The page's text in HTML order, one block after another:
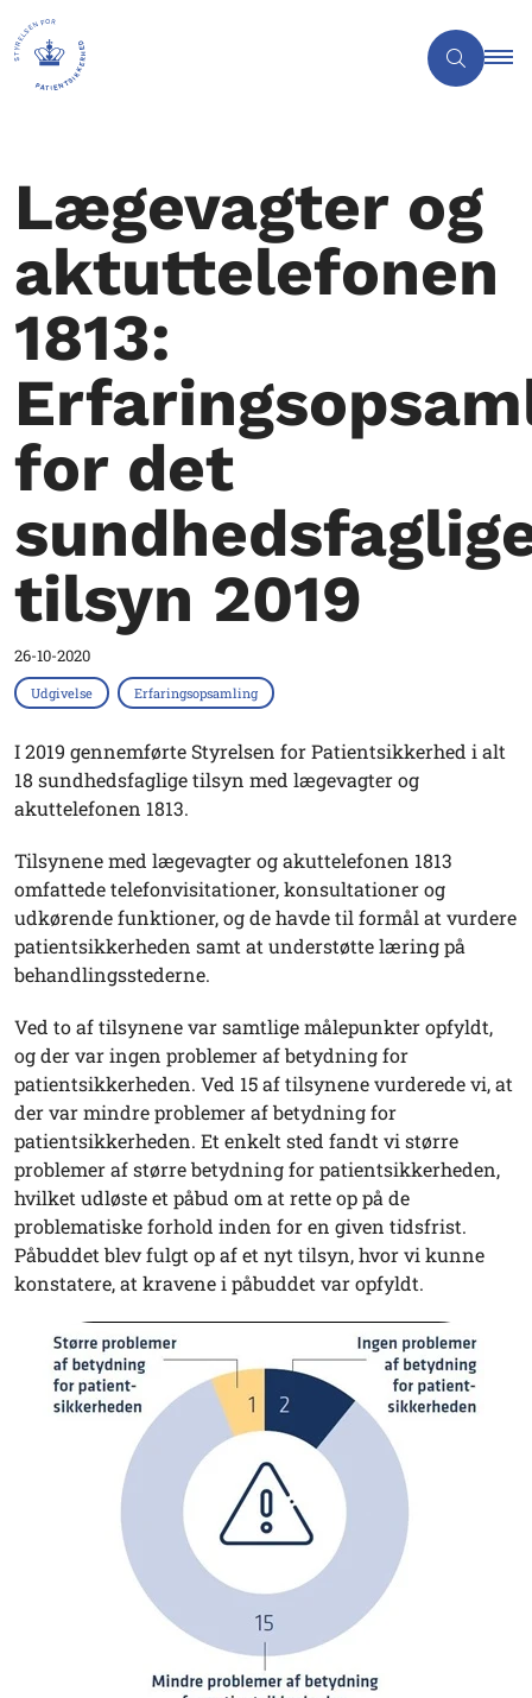
Lægevagter og
aktuttelefonen
1813:
for det
tilsyn 2019
26-10-2020
Udgivelse Erfaringsopsamling
I 2019 gennemførte Styrelsen for Patientsikkerhed i alt
18 sundhedsfaglige tilsyn med lægevagter og
akuttelefonen 1813.
Tilsynene med lægevagter og akuttelefonen 1813
omfattede telefonvisitationer, konsultationer og
udkørende funktioner, og de havde til formål at vurdere
patientsikkerheden samt at understøtte læring på
behandlingsstederne.
Ved to af tilsynene var samtlige målepunkter opfyldt,
og der var ingen problemer af betydning for
patientsikkerheden. Ved 15 af tilsynene vurderede vi, at
der var mindre problemer af betydning for
patientsikkerheden. Et enkelt sted fandt vi større
problemer af større betydning for patientsikkerheden,
hvilket udløste et påbud om at rette op på de
problematiske forhold inden for en given tidsfrist.
Påbuddet blev fulgt op af et nyt tilsyn, hvor vi kunne
konstatere, at kravene i påbuddet var opfyldt.